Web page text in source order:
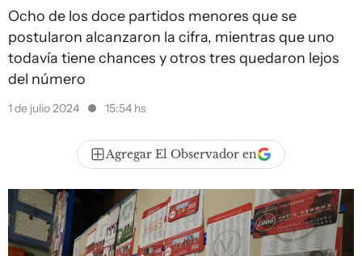
Ocho de los doce partidos menores que se
postularon alcanzaron la cifra, mientras que uno
todavía tiene chances y otros tres quedaron lejos
del número
1 de julio 2024 15:54 hs
Agregar El Observador en